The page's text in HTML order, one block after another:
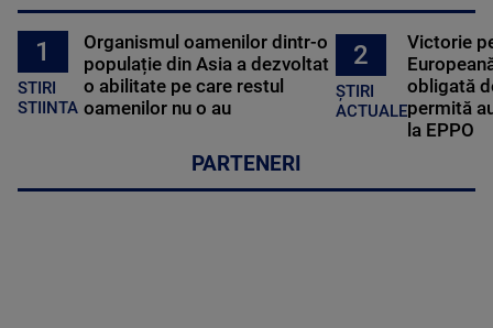
1
STIRI
STIINTA
Organismul oamenilor dintr-o
populație din Asia a dezvoltat
o abilitate pe care restul
oamenilor nu o au
2
ȘTIRI
ACTUALE
Victorie
obligată
permită
la EPPO
PARTENERI